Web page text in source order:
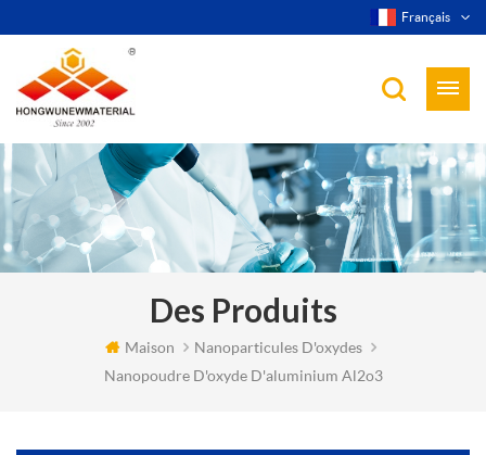
Français
Des Produits
Maison
Nanoparticules D'oxydes
Nanopoudre D'oxyde D'aluminium Al2o3